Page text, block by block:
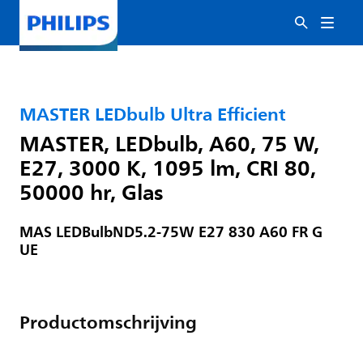
MASTER LEDbulb Ultra Efficient
MASTER, LEDbulb, A60, 75 W,
E27, 3000 K, 1095 lm, CRI 80,
50000 hr, Glas
MAS LEDBulbND5.2-75W E27 830 A60 FR G
UE
Productomschrijving